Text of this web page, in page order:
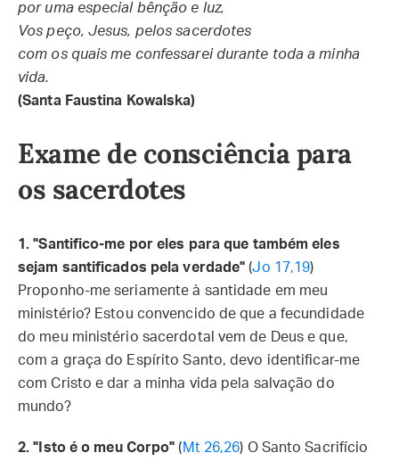
por uma especial bênção e luz,
Vos peço, Jesus, pelos sacerdotes
com os quais me confessarei durante toda a minha
vida.
(Santa Faustina Kowalska)
Exame de consciência para
os sacerdotes
1. "Santifico-me por eles para que também eles
sejam santificados pela verdade" (Jo 17,19)
Proponho-me seriamente à santidade em meu
ministério? Estou convencido de que a fecundidade
do meu ministério sacerdotal vem de Deus e que,
com a graça do Espírito Santo, devo identificar-me
com Cristo e dar a minha vida pela salvação do
mundo?
2. "Isto é o meu Corpo" (Mt 26,26) O Santo Sacrifício